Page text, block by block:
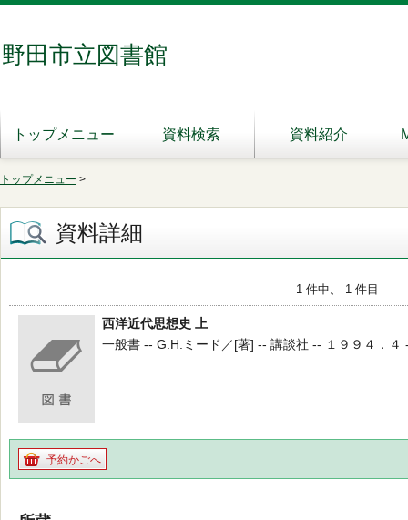
野田市立図書館
トップメニュー 資料検索 資料紹介
トップメニュー >
資料詳細
1 件中、 1 件目
西洋近代思想史 上
一般書 -- G.H.ミード／[著] -- 講談社 -- １９９４．４
予約かごへ